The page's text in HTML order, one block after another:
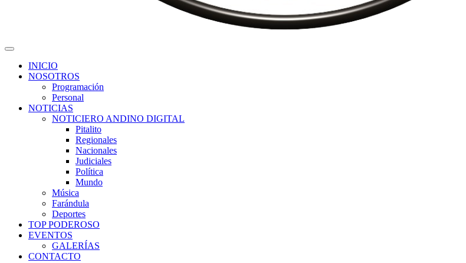
INICIO
NOSOTROS
Programación
Personal
NOTICIAS
NOTICIERO ANDINO DIGITAL
Pitalito
Regionales
Nacionales
Judiciales
Política
Mundo
Música
Farándula
Deportes
TOP PODEROSO
EVENTOS
GALERÍAS
CONTACTO